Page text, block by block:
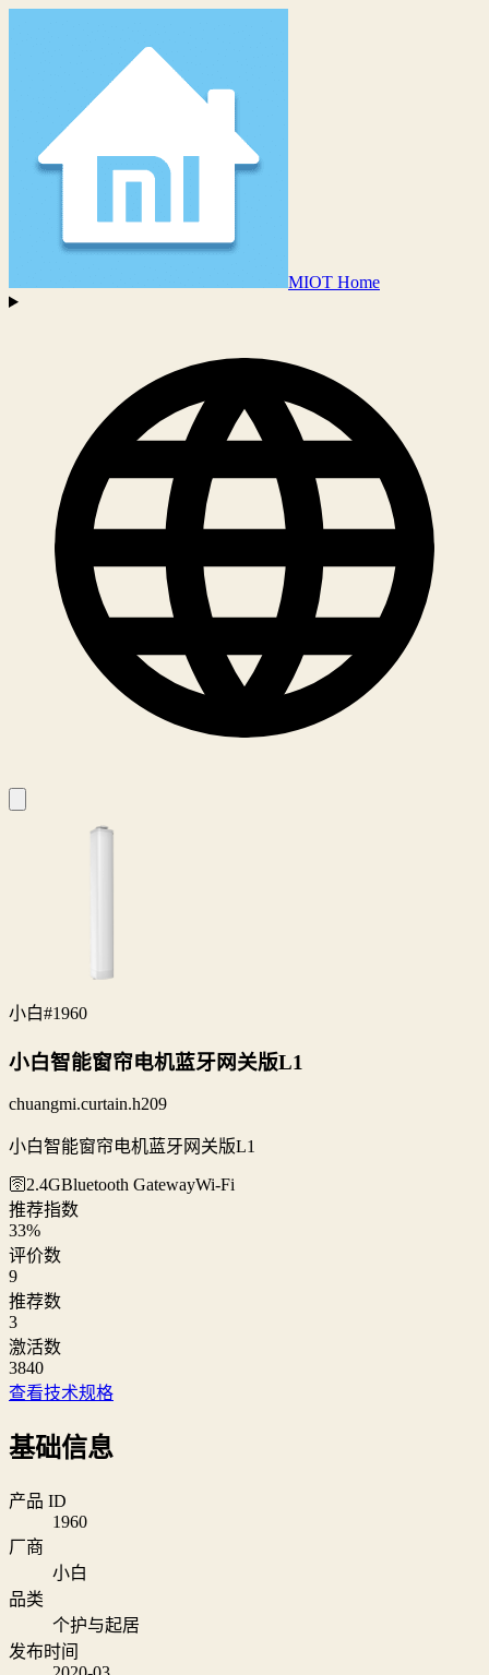
MIOT Home
小白#1960
小白智能窗帘电机蓝牙网关版L1
chuangmi.curtain.h209
小白智能窗帘电机蓝牙网关版L1
🛜2.4GBluetooth GatewayWi‑Fi
推荐指数
33%
评价数
9
推荐数
3
激活数
3840
查看技术规格
基础信息
产品 ID
1960
厂商
小白
品类
个护与起居
发布时间